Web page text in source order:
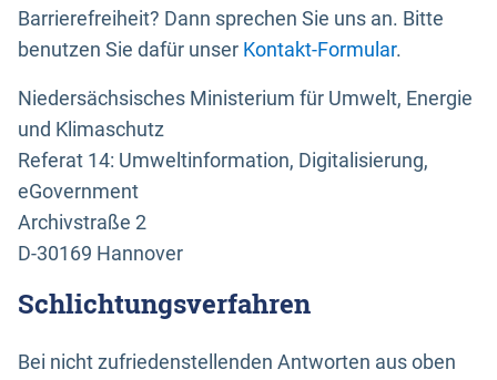
Barrierefreiheit? Dann sprechen Sie uns an. Bitte
benutzen Sie dafür unser Kontakt-Formular.
Niedersächsisches Ministerium für Umwelt, Energie
und Klimaschutz
Referat 14: Umweltinformation, Digitalisierung,
eGovernment
Archivstraße 2
D-30169 Hannover
Schlichtungsverfahren
Bei nicht zufriedenstellenden Antworten aus oben